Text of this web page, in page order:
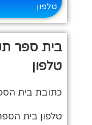
טלפון
בית ספר
טלפון
כתובת בית
טלפון בית הספר: 02-